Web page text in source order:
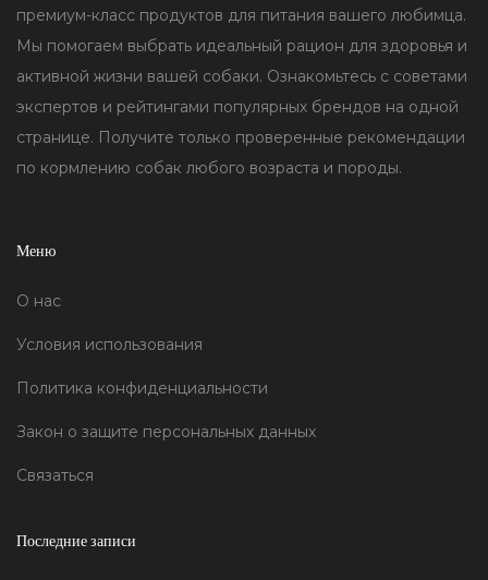
премиум-класс продуктов для питания вашего любимца.
Мы помогаем выбрать идеальный рацион для здоровья и
активной жизни вашей собаки. Ознакомьтесь с советами
экспертов и рейтингами популярных брендов на одной
странице. Получите только проверенные рекомендации
по кормлению собак любого возраста и породы.
Меню
О нас
Условия использования
Политика конфиденциальности
Закон о защите персональных данных
Связаться
Последние записи